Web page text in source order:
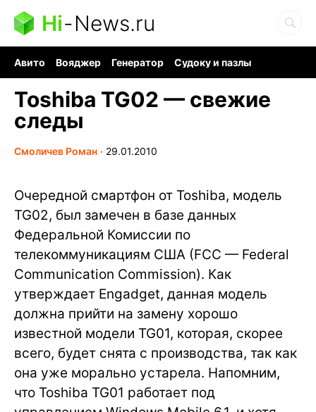
Hi-News.ru
Авито Вояджер Генератор
Судоку и пазлы
Toshiba TG02 — свежие
следы
Смоличев Роман ∙ 29.01.2010
Очередной смартфон от Toshiba, модель
TG02, был замечен в базе данных
Федеральной Комиссии по
телекоммуникациям США (FCC — Federal
Communication Commission). Как
утверждает Engadget, данная модель
должна прийти на замену хорошо
известной модели TG01, которая, скорее
всего, будет снята с производства, так как
она уже морально устарела. Напомним,
что Toshiba TG01 работает под